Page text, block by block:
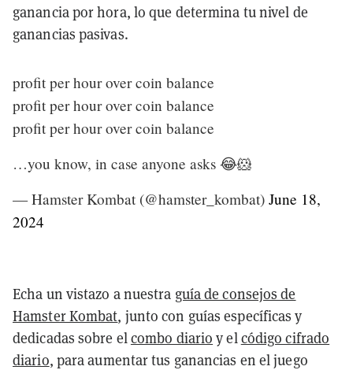
ganancia por hora, lo que determina tu nivel de
ganancias pasivas.
profit per hour over coin balance
profit per hour over coin balance
profit per hour over coin balance
…you know, in case anyone asks 😂🐹
— Hamster Kombat (@hamster_kombat) June 18,
2024
Echa un vistazo a nuestra guía de consejos de
Hamster Kombat, junto con guías específicas y
dedicadas sobre elcombo diario y elcódigo cifrado
diario, para aumentar tus ganancias en el juego